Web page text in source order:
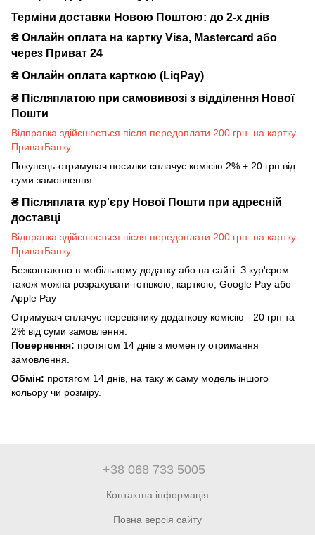
Терміни доставки Новою Поштою: до 2-х днів
₴ Онлайн оплата на картку Visa, Mastercard або
через Приват 24
₴ Онлайн оплата карткою (LiqPay)
₴ Післяплатою при самовивозі з відділення Нової
Пошти
Відправка здійснюється після передоплати 200 грн. на картку
ПриватБанку.
Покупець-отримувач посилки сплачує комісію 2% + 20 грн від
суми замовлення.
₴ Післяплата кур'єру Нової Пошти при адресній
доставці
Відправка здійснюється після передоплати 200 грн. на картку
ПриватБанку.
Безконтактно в мобільному додатку або на сайті. З кур'єром
також можна розрахувати готівкою, карткою, Google Pay або
Apple Pay
Отримувач сплачує перевізнику додаткову комісію - 20 грн та
2% від суми замовлення.
Повернення: протягом 14 днів з моменту отримання
замовлення.
Обмін: протягом 14 днів, на таку ж саму модель іншого
кольору чи розміру.
+38 068 733 5005
Контактна інформація
Повна версія сайту